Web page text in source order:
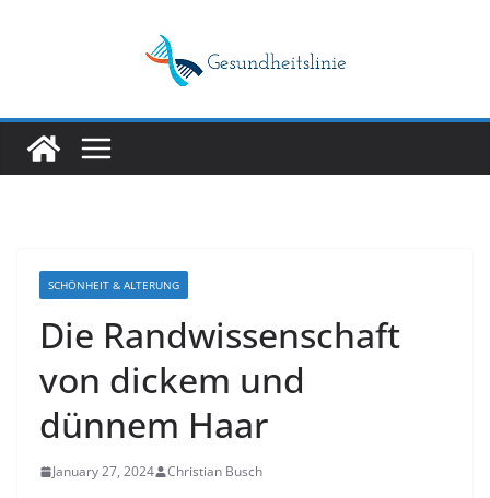
SCHÖNHEIT & ALTERUNG
Die Randwissenschaft
von dickem und
dünnem Haar
January 27, 2024 Christian Busch